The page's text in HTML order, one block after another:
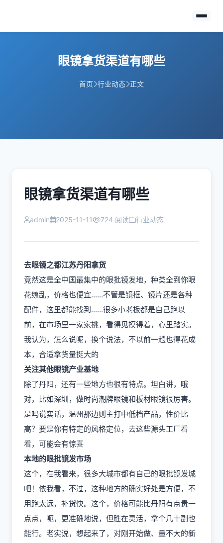
眼镜拿货渠道有哪些
首页 行业动态 正文
眼镜拿货渠道有哪些
admin 2025-11-11 724 阅读 行业动态
去眼镜之都江苏丹阳拿货
竟然这是全中国最集中的眼批镜发地，种类全到你眼
花缭乱，价格也便宜......不管是镜框、镜片还是各种
配件，这里都能找到......很多小老板都是自己跑以
前，在市场里一家家挑，看得见摸得着，心里踏实。
我认为，怎么说呢，换个说法，不以前一趟也得花成
本，合适拿货量挺大的
关注其他眼镜产业基地
除了丹阳，还有一些地方也很有特点。坦白讲，哦
对，比如深圳，做时尚潮牌眼镜和板材眼镜很厉害。
是吗说实话，温州那边则主打中低档产品，性价比
高？要是你有特定的风格定位，去这些源头工厂看
看，可能会有惊喜
本地的眼批镜发市场
这个，在我看来，很多大城市都有自己的眼批镜发城
吧！依我看，不过，这种地方的确实好处是方便，不
用跑太远，补货快。这个，价格可能比丹阳有点贵一
点点，呃，更准确地说，但胜在灵活，拿个几十副也
能行。老实说，想起来了，对刚开始做、量不大的新